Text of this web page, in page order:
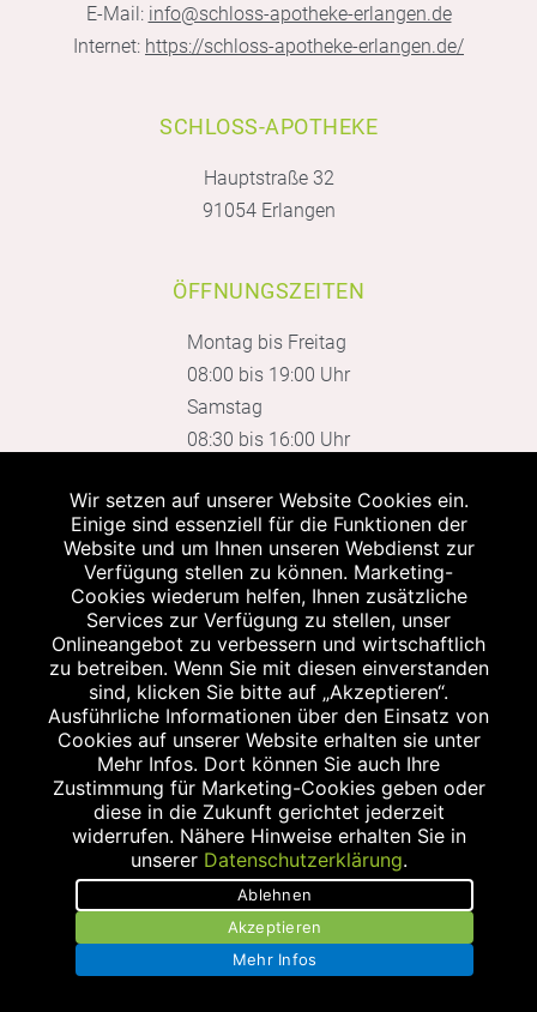
E-Mail: info@schloss-apotheke-erlangen.de
Internet: https://schloss-apotheke-erlangen.de/
SCHLOSS-APOTHEKE
Hauptstraße 32
91054 Erlangen
ÖFFNUNGSZEITEN
Montag bis Freitag
08:00 bis 19:00 Uhr
Samstag
08:30 bis 16:00 Uhr
WEITERE STANDORTE
MEILWALD-APOTHEKE
Konrad-Zuse-Straße 14
91052 Erlangen
Tel.: 09131/125 66 0
Fax: 09131/125 62 4
apo@meilwald-apotheke.de
Wir setzen auf unserer Website Cookies ein.
Einige sind essenziell für die Funktionen der
Website und um Ihnen unseren Webdienst zur
Verfügung stellen zu können. Marketing-
Cookies wiederum helfen, Ihnen zusätzliche
Services zur Verfügung zu stellen, unser
Onlineangebot zu verbessern und wirtschaftlich
zu betreiben. Wenn Sie mit diesen einverstanden
sind, klicken Sie bitte auf „Akzeptieren“.
Ausführliche Informationen über den Einsatz von
Cookies auf unserer Website erhalten sie unter
Mehr Infos. Dort können Sie auch Ihre
Zustimmung für Marketing-Cookies geben oder
diese in die Zukunft gerichtet jederzeit
widerrufen. Nähere Hinweise erhalten Sie in
unserer Datenschutzerklärung.
Ablehnen
Akzeptieren
Mehr Infos